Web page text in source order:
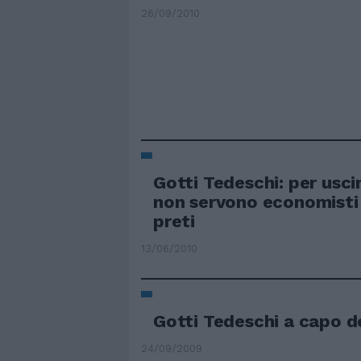
26/09/2010
Gotti Tedeschi: per
non servono
preti
13/06/2010
Gotti Tedeschi a capo
24/09/2009